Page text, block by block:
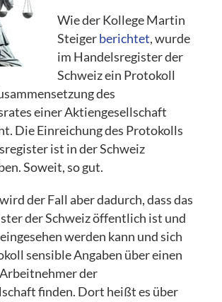
Wie der Kollege Martin
Steigerberichtet, wurde
im Handelsregister der
Schweiz ein Protokoll
des
einer Aktiengesellschaft
Die Einreichung des Protokolls
ist in der Schweiz
Soweit, so gut.
der Fall aber dadurch, dass das
der Schweiz öffentlich ist und
werden kann und sich
sensible Angaben über einen
der
finden. Dort heißt es über